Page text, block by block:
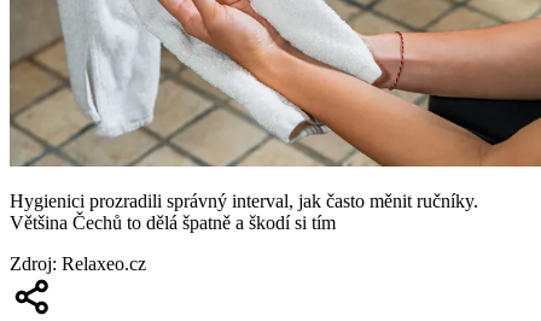
Hygienici prozradili správný interval, jak často měnit ručníky.
Většina Čechů to dělá špatně a škodí si tím
Zdroj: Relaxeo.cz